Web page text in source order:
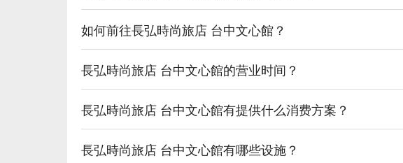
如何前往長弘時尚旅店 台中文心館？
長弘時尚旅店 台中文心館的营业时间？
長弘時尚旅店 台中文心館有提供什么消费方案？
長弘時尚旅店 台中文心館有哪些设施？